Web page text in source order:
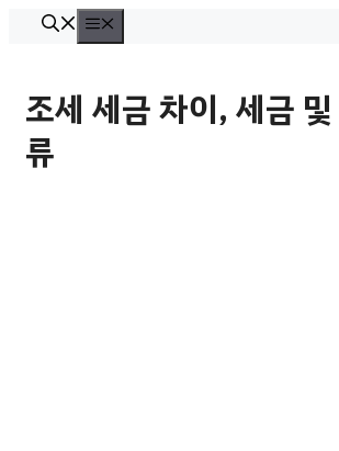
뉴
조세 세금 차이, 세금
류